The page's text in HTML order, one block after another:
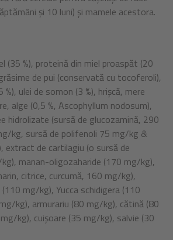
și 10 luni) și mamele acestora.
(35 %), proteină din miel proaspăt (20
de pui (conservată cu tocoferoli),
ulei de somon (3 %), hrișcă, mere
alge (0,5 %, Ascophyllum nodosum),
hidrolizate (sursă de glucozamină, 290
kg, sursă de polifenoli 75 mg/kg &
de cartilagiu (o sursă de
manan-oligozaharide (170 mg/kg),
citrice, curcumă, 160 mg/kg),
mg/kg), Yucca schidigera (110
kg), armurariu (80 mg/kg), cătină (80
kg), cuişoare (35 mg/kg), salvie (30